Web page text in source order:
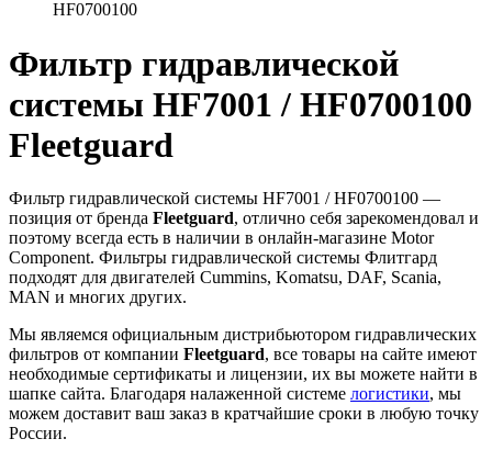
HF0700100
Фильтр гидравлической
системы HF7001 / HF0700100
Fleetguard
Фильтр гидравлической системы HF7001 / HF0700100 —
позиция от бренда Fleetguard, отлично себя зарекомендовал и
поэтому всегда есть в наличии в онлайн-магазине Motor
Component. Фильтры гидравлической системы Флитгард
подходят для двигателей Cummins, Komatsu, DAF, Scania,
MAN и многих других.
Мы являемся официальным дистрибьютором гидравлических
фильтров от компании Fleetguard, все товары на сайте имеют
необходимые сертификаты и лицензии, их вы можете найти в
шапке сайта. Благодаря налаженной системе логистики, мы
можем доставит ваш заказ в кратчайшие сроки в любую точку
России.